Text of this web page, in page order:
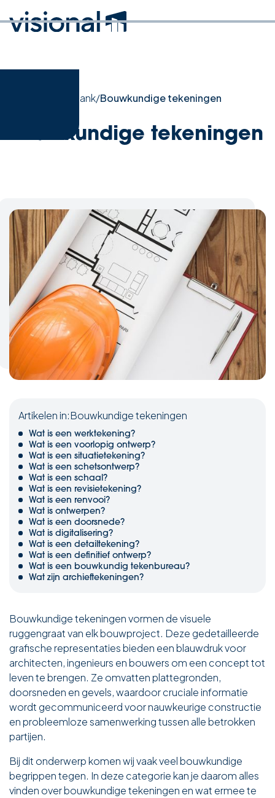
Bouwkundige tekeningen
Kennisbank/Bouwkundige tekeningen
Bouwkundige tekeningen vormen de visuele
ruggengraat van elk bouwproject. Deze gedetailleerde
grafische representaties bieden een blauwdruk voor
architecten, ingenieurs en bouwers om een concept tot
leven te brengen. Ze omvatten plattegronden,
doorsneden en gevels, waardoor cruciale informatie
wordt gecommuniceerd voor nauwkeurige constructie
en probleemloze samenwerking tussen alle betrokken
partijen.
Bij dit onderwerp komen wij vaak veel bouwkundige
begrippen tegen. In deze categorie kan je daarom alles
vinden over bouwkundige tekeningen en wat ermee te
Artikelen in:Bouwkundige tekeningen
Wat is een werktekening?
Wat is een voorlopig ontwerp?
Wat is een situatietekening?
Wat is een schetsontwerp?
Wat is een schaal?
Wat is een revisietekening?
Wat is een renvooi?
Wat is ontwerpen?
Wat is een doorsnede?
Wat is digitalisering?
Wat is een detailtekening?
Wat is een definitief ontwerp?
Wat is een bouwkundig tekenbureau?
Wat zijn archieftekeningen?